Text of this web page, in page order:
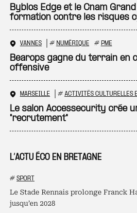
L’ACTU ÉCO EN BRETAGNE
# SPORT
Le Stade Rennais prolonge Franck
jusqu’en 2028
Byblos Edge et le Cnam
formation contre les risques
VANNES # NUMÉRIQUE # PME
Bearops gagne du terrain en
offensive
MARSEILLE # ACTIVITÉS CULTURELLES
Le salon Accessecurity crée
"recrutement"